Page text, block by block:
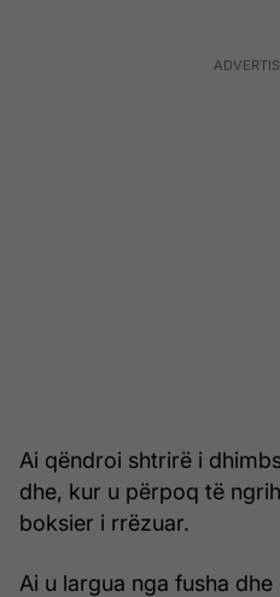
Ai qëndroi shtrirë i
dhe, kur u përpoq të
boksier i rrëzuar.
Ai u largua nga fusha